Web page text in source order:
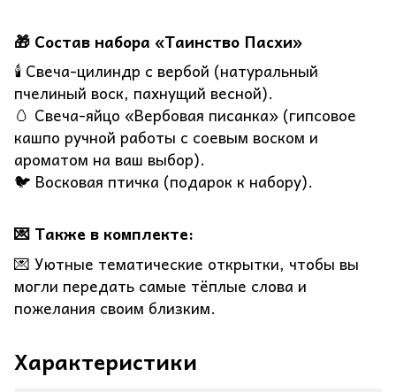
🎁 Состав набора «Таинство Пасхи»
🕯️ Свеча-цилиндр с вербой (натуральный
пчелиный воск, пахнущий весной).
🥚 Свеча-яйцо «Вербовая писанка» (гипсовое
кашпо ручной работы с соевым воском и
ароматом на ваш выбор).
🐦 Восковая птичка (подарок к набору).
💌 Также в комплекте:
💌 Уютные тематические открытки, чтобы вы
могли передать самые тёплые слова и
пожелания своим близким.
Характеристики